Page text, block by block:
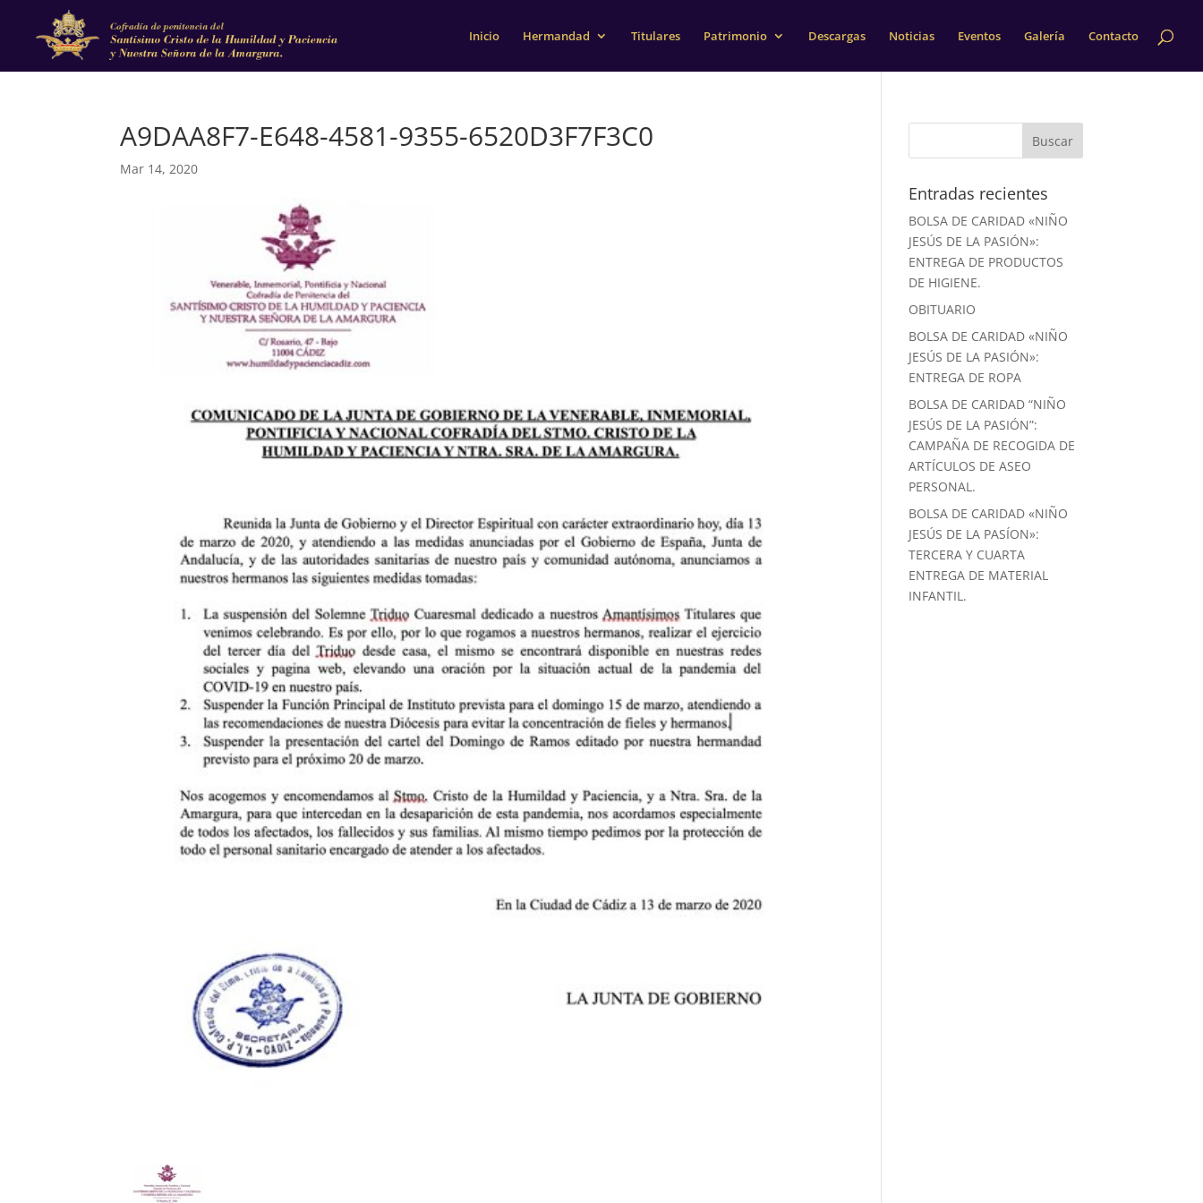
Inicio Hermandad Titulares Patrimonio Descargas Noticias Eventos Galería Contacto
A9DAA8F7-E648-4581-9355-6520D3F7F3C0
Mar 14, 2020
Entradas recientes
BOLSA DE CARIDAD «NIÑO
JESÚS DE LA PASIÓN»:
ENTREGA DE PRODUCTOS
DE HIGIENE.
OBITUARIO
BOLSA DE CARIDAD «NIÑO
JESÚS DE LA PASIÓN»:
ENTREGA DE ROPA
BOLSA DE CARIDAD “NIÑO
JESÚS DE LA PASIÓN”:
CAMPAÑA DE RECOGIDA DE
ARTÍCULOS DE ASEO
PERSONAL.
BOLSA DE CARIDAD «NIÑO
JESÚS DE LA PASÍON»:
TERCERA Y CUARTA
ENTREGA DE MATERIAL
INFANTIL.